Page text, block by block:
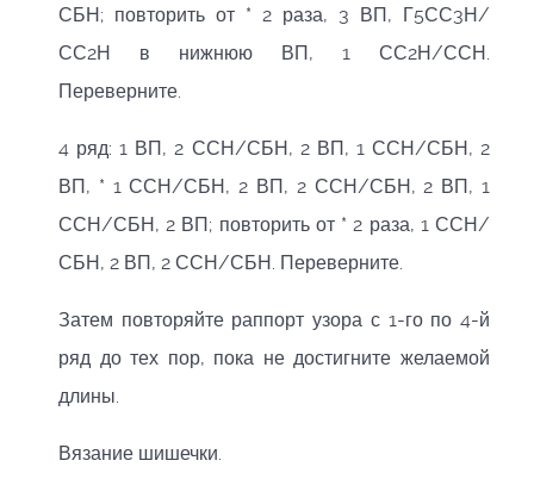
СБН; повторить от * 2 раза, 3 ВП, Г5СС3Н/
СС2Н в нижнюю ВП, 1 СС2Н/ССН.
Переверните.
4 ряд: 1 ВП, 2 ССН/СБН, 2 ВП, 1 ССН/СБН, 2
ВП, * 1 ССН/СБН, 2 ВП, 2 ССН/СБН, 2 ВП, 1
ССН/СБН, 2 ВП; повторить от * 2 раза, 1 ССН/
СБН, 2 ВП, 2 ССН/СБН. Переверните.
Затем повторяйте раппорт узора с 1-го по 4-й
ряд до тех пор, пока не достигните желаемой
длины.
Вязание шишечки.